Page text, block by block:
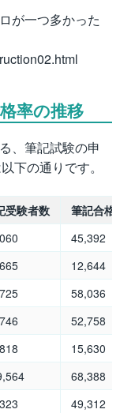
が一つ多かった
率の推移
、筆記試験の申
下の通りです。
受験者数
筆記合格
45,392
12,644
58,036
52,758
15,630
68,388
49,312